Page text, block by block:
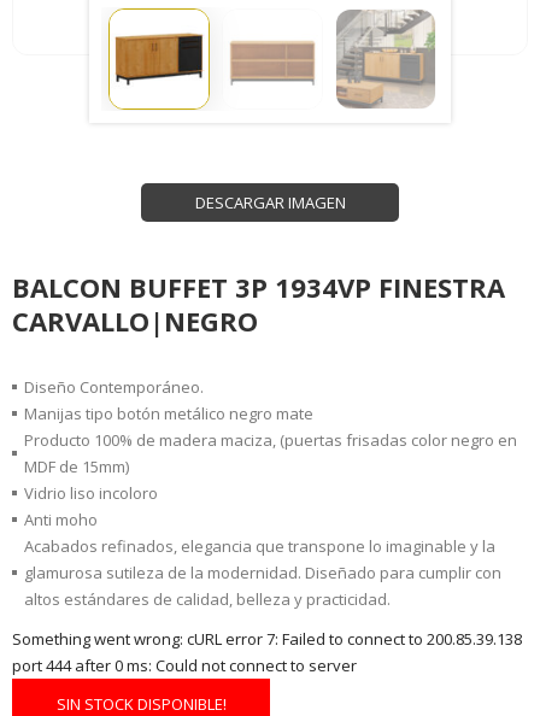
DESCARGAR IMAGEN
BALCON BUFFET 3P 1934VP FINESTRA
CARVALLO|NEGRO
Diseño Contemporáneo.
Manijas tipo botón metálico negro mate
Producto 100% de madera maciza, (puertas frisadas color negro en
MDF de 15mm)
Vidrio liso incoloro
Anti moho
Acabados refinados, elegancia que transpone lo imaginable y la
glamurosa sutileza de la modernidad. Diseñado para cumplir con
altos estándares de calidad, belleza y practicidad.
Something went wrong: cURL error 7: Failed to connect to 200.85.39.138
port 444 after 0 ms: Could not connect to server
SIN STOCK DISPONIBLE!